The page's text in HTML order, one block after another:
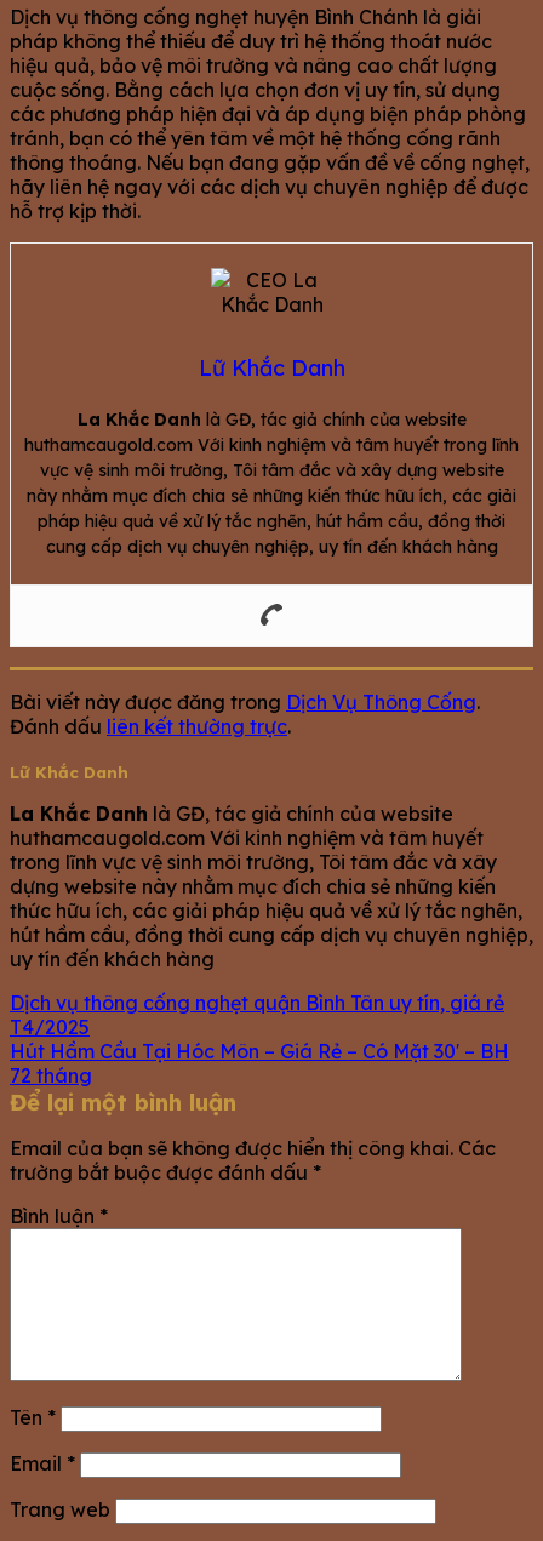
Dịch vụ thông cống nghẹt huyện Bình Chánh là giải
pháp không thể thiếu để duy trì hệ thống thoát nước
hiệu quả, bảo vệ môi trường và nâng cao chất lượng
cuộc sống. Bằng cách lựa chọn đơn vị uy tín, sử dụng
các phương pháp hiện đại và áp dụng biện pháp phòng
tránh, bạn có thể yên tâm về một hệ thống cống rãnh
thông thoáng. Nếu bạn đang gặp vấn đề về cống nghẹt,
hãy liên hệ ngay với các dịch vụ chuyên nghiệp để được
hỗ trợ kịp thời.
Lữ Khắc Danh
La Khắc Danh là GĐ, tác giả chính của website
huthamcaugold.com Với kinh nghiệm và tâm huyết trong lĩnh
vực vệ sinh môi trường, Tôi tâm đắc và xây dựng website
này nhằm mục đích chia sẻ những kiến thức hữu ích, các giải
pháp hiệu quả về xử lý tắc nghẽn, hút hầm cầu, đồng thời
cung cấp dịch vụ chuyên nghiệp, uy tín đến khách hàng
Bài viết này được đăng trong Dịch Vụ Thông Cống.
Đánh dấu liên kết thường trực.
Lữ Khắc Danh
La Khắc Danh là GĐ, tác giả chính của website
huthamcaugold.com Với kinh nghiệm và tâm huyết
trong lĩnh vực vệ sinh môi trường, Tôi tâm đắc và xây
dựng website này nhằm mục đích chia sẻ những kiến
thức hữu ích, các giải pháp hiệu quả về xử lý tắc nghẽn,
hút hầm cầu, đồng thời cung cấp dịch vụ chuyên nghiệp,
uy tín đến khách hàng
Dịch vụ thông cống nghẹt quận Bình Tân uy tín, giá rẻ
T4/2025
Hút Hầm Cầu Tại Hóc Môn – Giá Rẻ – Có Mặt 30′ – BH
72 tháng
Để lại một bình luận
Email của bạn sẽ không được hiển thị công khai. Các
trường bắt buộc được đánh dấu *
Bình luận *
Tên *
Email *
Trang web